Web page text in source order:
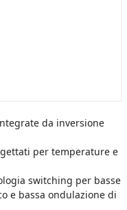
da inversione
per temperature e
switching per basse
e bassa ondulazione di